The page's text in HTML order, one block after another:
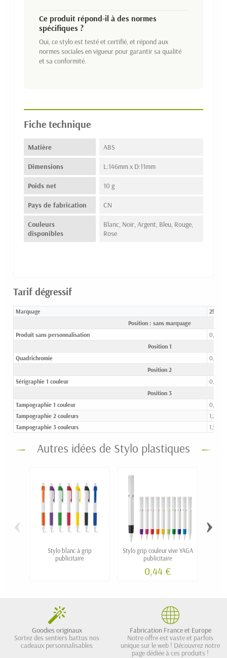
Ce produit répond-il à des normes
spécifiques ?
Oui, ce stylo est testé et certifié, et répond aux
normes sociales en vigueur pour garantir sa qualité
et sa conformité.
Fiche technique
Matière ABS
Dimensions L:146mm x D:11mm
Poids net 10 g
Pays de fabrication CN
Couleurs
disponibles
Blanc, Noir, Argent, Bleu, Rouge,
Rose
Tarif dégressif
Marquage 250-
Position : sans marquage
Produit sans personnalisation
0,43 €
Position 1
Quadrichromie
0,96 €
Position 2
Sérigraphie 1 couleur
0,87 €
Position 3
Tampographie 1 couleur
0,87 €
Tampographie 2 couleurs
1,22 €
Tampographie 3 couleurs
1,56 €
Autres idées de Stylo plastiques
Stylo blanc à grip
publicitaire
Stylo grip couleur vive YAGA
publicitaire
0,44 €
‹ ›
Goodies originaux
Sortez des sentiers battus nos
cadeaux personnalisables
Fabrication France et Europe
Notre offre est vaste et parfois
unique sur le web ! Découvrez notre
page dédiée à ces produits !